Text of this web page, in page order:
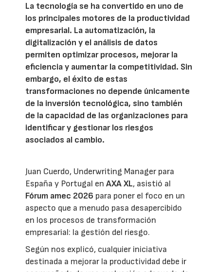
La tecnología se ha convertido en uno de
los principales motores de la productividad
empresarial. La automatización, la
digitalización y el análisis de datos
permiten optimizar procesos, mejorar la
eficiencia y aumentar la competitividad. Sin
embargo, el éxito de estas
transformaciones no depende únicamente
de la inversión tecnológica, sino también
de la capacidad de las organizaciones para
identificar y gestionar los riesgos
asociados al cambio.
Juan Cuerdo, Underwriting Manager para
España y Portugal enAXA XL, asistió al
Fórum amec 2026 para poner el foco en un
aspecto que a menudo pasa desapercibido
en los procesos de transformación
empresarial: la gestión del riesgo.
Según nos explicó, cualquier iniciativa
destinada a mejorar la productividad debe ir